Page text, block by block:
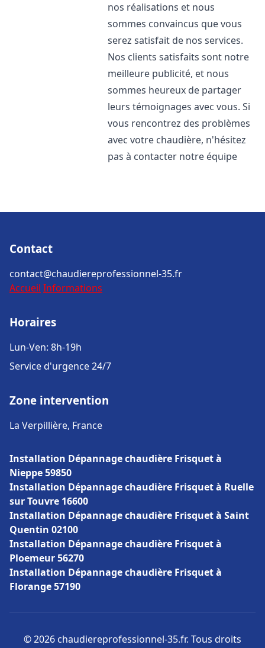
nos réalisations et nous
sommes convaincus que vous
serez satisfait de nos services.
Nos clients satisfaits sont notre
meilleure publicité, et nous
sommes heureux de partager
leurs témoignages avec vous. Si
vous rencontrez des problèmes
avec votre chaudière, n'hésitez
pas à contacter notre équipe
Contact
contact@chaudiereprofessionnel-35.fr
Accueil Informations
Horaires
Lun-Ven: 8h-19h
Service d'urgence 24/7
Zone intervention
La Verpillière, France
Installation Dépannage chaudière Frisquet à
Nieppe 59850
Installation Dépannage chaudière Frisquet à Ruelle
sur Touvre 16600
Installation Dépannage chaudière Frisquet à Saint
Quentin 02100
Installation Dépannage chaudière Frisquet à
Ploemeur 56270
Installation Dépannage chaudière Frisquet à
Florange 57190
© 2026 chaudiereprofessionnel-35.fr. Tous droits